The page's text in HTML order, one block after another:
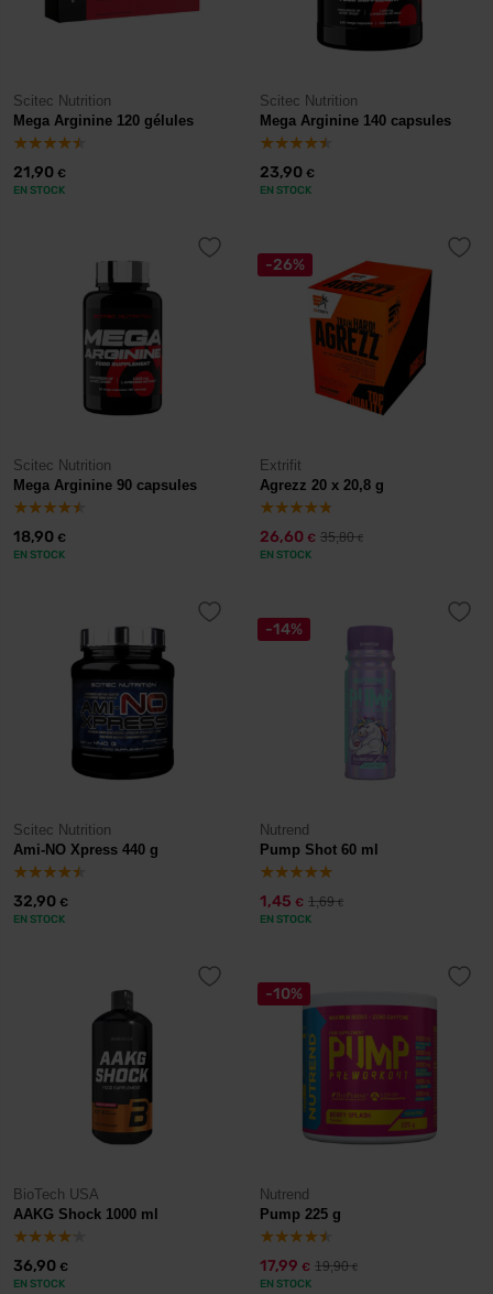
Scitec Nutrition
Mega Arginine 120 gélules
21,90 €
EN STOCK
Scitec Nutrition
Mega Arginine 140 capsules
23,90 €
EN STOCK
Scitec Nutrition
Mega Arginine 90 capsules
18,90 €
EN STOCK
-26%
Extrifit
Agrezz 20 x 20,8 g
26,60 € 35,80€
EN STOCK
Scitec Nutrition
Ami-NO Xpress 440 g
32,90 €
EN STOCK
-14%
Nutrend
Pump Shot 60 ml
1,45 € 1,69€
EN STOCK
BioTech USA
AAKG Shock 1000 ml
36,90 €
EN STOCK
-10%
Nutrend
Pump 225 g
17,99 € 19,90€
EN STOCK